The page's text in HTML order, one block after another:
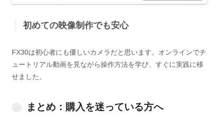
初めての映像制作でも安心
FX30は初心者にも優しいカメラだと思います。オンラインでチ
ュートリアル動画を見ながら操作方法を学び、すぐに実践に移
せました。
まとめ：購入を迷っている方へ